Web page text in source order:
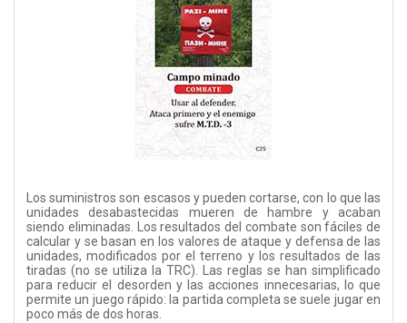
Los suministros son escasos y pueden cortarse, con lo que las
unidades desabastecidas mueren de hambre y acaban
siendo eliminadas. Los resultados del combate son fáciles de
calcular y se basan en los valores de ataque y defensa de las
unidades, modificados por el terreno y los resultados de las
tiradas (no se utiliza la TRC). Las reglas se han simplificado
para reducir el desorden y las acciones innecesarias, lo que
permite un juego rápido: la partida completa se suele jugar en
poco más de dos horas.